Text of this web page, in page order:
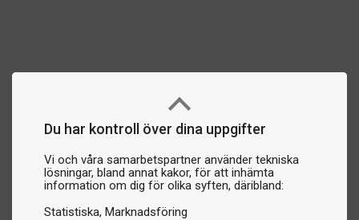
Du har kontroll över dina uppgifter
Vi och våra samarbetspartner använder tekniska
lösningar, bland annat kakor, för att inhämta
information om dig för olika syften, däribland:
Statistiska Marknadsföring